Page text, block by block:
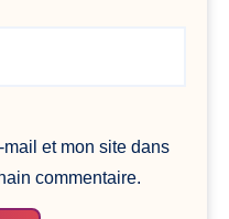
et mon site dans
commentaire.